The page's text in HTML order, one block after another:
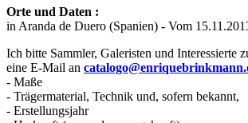
Orte und Daten :
in Aranda de Duero (Spanien) - Vom
Ich bitte Sammler, Galeristen und
eine E-Mail an
- Maße
- Trägermaterial, Technik und, sofern bekannt,
- Erstellungsjahr